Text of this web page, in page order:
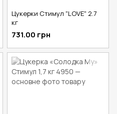
Цукерки Стимул "LOVE" 2.7
кг
731.00 грн